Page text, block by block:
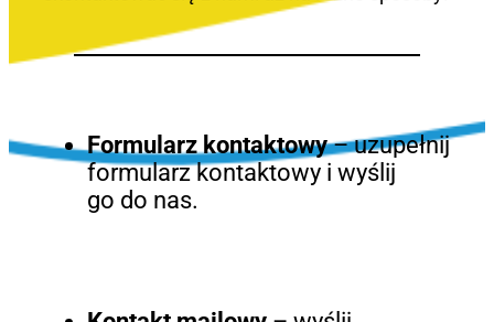
Formularz kontaktowy– uzupełnij
formularz kontaktowy i wyślij
go do nas.